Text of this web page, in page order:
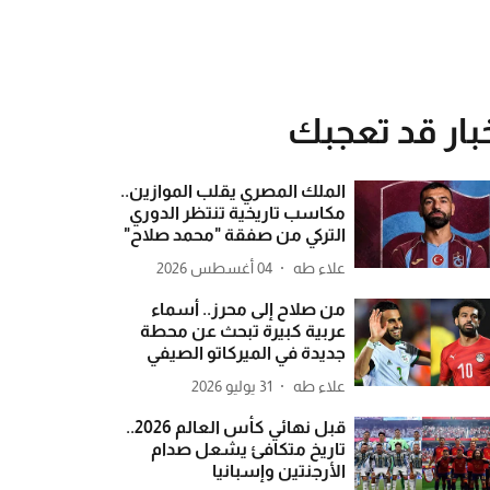
قد تعجبك
الملك المصري يقلب الموازين..
مكاسب تاريخية تنتظر الدوري
التركي من صفقة "محمد صلاح"
علاء طه 04 أغسطس 2026
من صلاح إلى محرز.. أسماء
عربية كبيرة تبحث عن محطة
جديدة في الميركاتو الصيفي
علاء طه 31 يوليو 2026
قبل نهائي كأس العالم 2026..
تاريخ متكافئ يشعل صدام
الأرجنتين وإسبانيا